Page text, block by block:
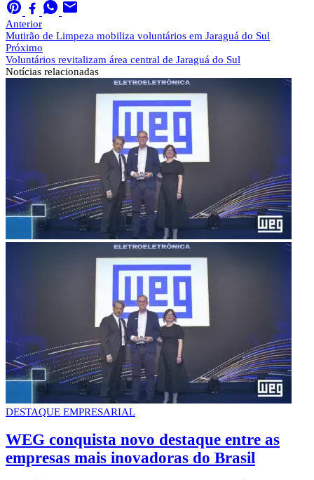
Anterior
Mutirão de Limpeza mobiliza voluntários em Jaraguá do Sul
Próximo
Voluntários revitalizam área central de Jaraguá do Sul
Notícias relacionadas
DESTAQUE EMPRESARIAL
WEG conquista novo destaque entre as
empresas mais inovadoras do Brasil